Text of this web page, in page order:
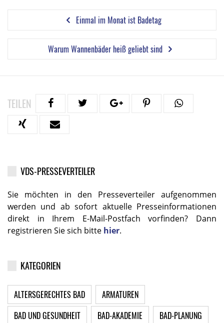
Einmal im Monat ist Badetag
Warum Wannenbäder heiß geliebt sind
TEILEN
VDS-PRESSEVERTEILER
Sie möchten in den Presseverteiler aufgenommen
werden und ab sofort aktuelle Presseinformationen
direkt in Ihrem E-Mail-Postfach vorfinden? Dann
registrieren Sie sich bitte hier.
KATEGORIEN
ALTERSGERECHTES BAD
ARMATUREN
BAD UND GESUNDHEIT
BAD-AKADEMIE
BAD-PLANUNG